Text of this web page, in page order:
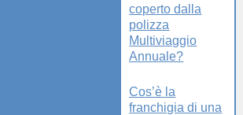
coperto dalla
polizza
Multiviaggio
Annuale?
Cos’è la
franchigia di una